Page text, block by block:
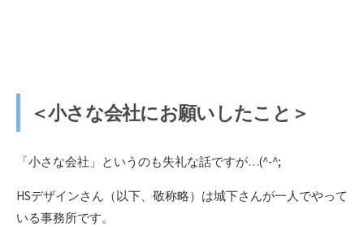
＜小さな会社にお願いしたこと＞
「小さな会社」というのも失礼な話ですが…(^-^;
HSデザインさん（以下、敬称略）は城下さんが一人でやって
いる事務所です。